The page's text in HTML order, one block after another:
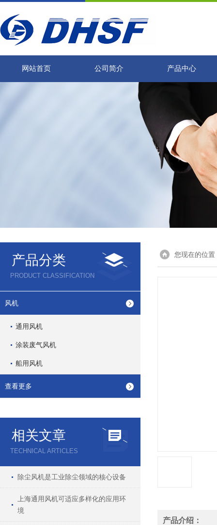
网站首页 公司简介 产品中心
产品分类
PRODUCT CLASSIFICATION
风机
通用风机
涂装废气风机
船用风机
查看更多
相关文章
TECHNICAL ARTICLES
除尘风机是工业除尘领域的核心设备
上海通用风机可适应多样化的应用环
境
您现在的位置
产品介绍：